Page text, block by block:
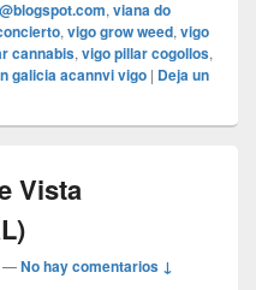
, viana do
, vigo grow weed, vigo
cannabis, vigo pillar cogollos,
galicia acannvi vigo | Deja un
Vista
—No hay comentarios ↓